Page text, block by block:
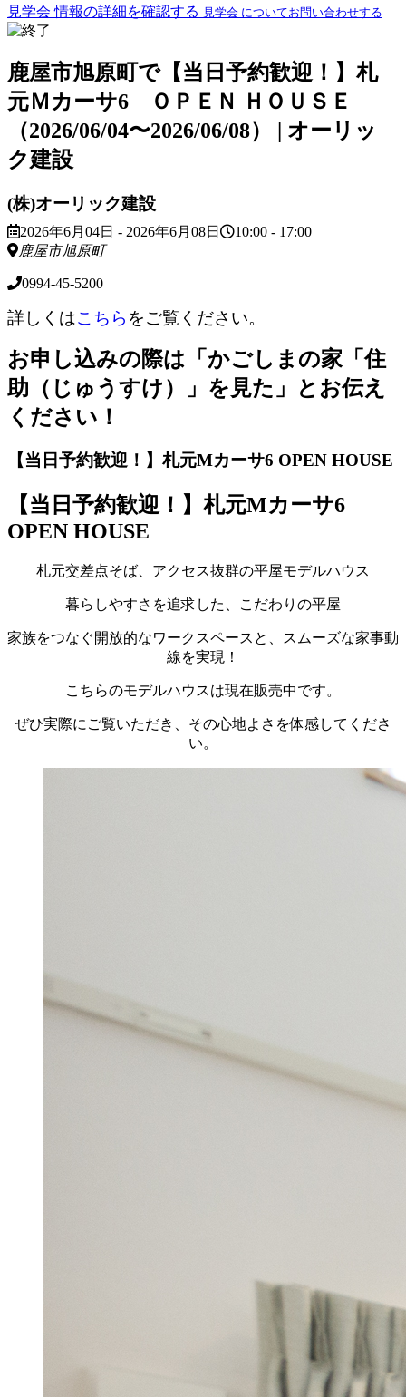
見学会 情報の詳細を確認する 見学会 についてお問い合わせする
鹿屋市旭原町で【当日予約歓迎！】札
元Ｍカーサ6 ＯＰＥＮ ＨＯＵＳＥ
（2026/06/04〜2026/06/08） | オーリッ
ク建設
(株)オーリック建設
2026年6月04日 - 2026年6月08日
10:00 - 17:00
鹿屋市旭原町
0994-45-5200
詳しくはこちら をご覧ください。
お申し込みの際は「かごしまの家「住
助（じゅうすけ）」を見た」とお伝え
ください！
【当日予約歓迎！】札元Mカーサ6 OPEN HOUSE
【当日予約歓迎！】札元Mカーサ6
OPEN HOUSE
札元交差点そば、アクセス抜群の平屋モデルハウス
暮らしやすさを追求した、こだわりの平屋
家族をつなぐ開放的なワークスペースと、スムーズな家事動
線を実現！
こちらのモデルハウスは現在販売中です。
ぜひ実際にご覧いただき、その心地よさを体感してくださ
い。